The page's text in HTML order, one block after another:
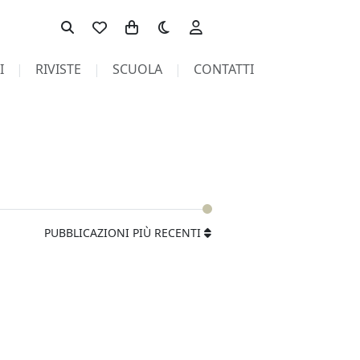
Toggle theme
RIVISTE SCUOLA CONTATTI
PUBBLICAZIONI PIÙ RECENTI